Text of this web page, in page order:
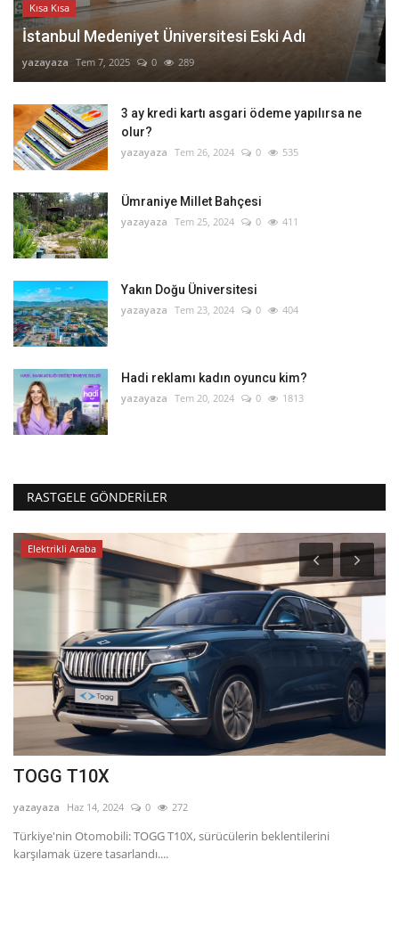
Kısa Kısa
İstanbul Medeniyet Üniversitesi Eski Adı
yazayaza Tem 7, 2025 0 289
3 ay kredi kartı asgari ödeme yapılırsa ne
olur?
yazayaza Tem 26, 2024 0 535
Ümraniye Millet Bahçesi
yazayaza Tem 25, 2024 0 411
Yakın Doğu Üniversitesi
yazayaza Tem 23, 2024 0 404
Hadi reklamı kadın oyuncu kim?
yazayaza Tem 20, 2024 0 1813
RASTGELE GÖNDERILER
Elektrikli Araba
TOGG T10X
yazayaza Haz 14, 2024 0 272
Türkiye'nin Otomobili: TOGG T10X, sürücülerin beklentilerini
karşılamak üzere tasarlandı....